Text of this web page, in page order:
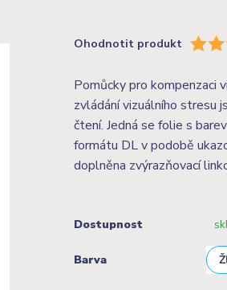
Ohodnotit produkt
Pomůcky pro kompenzaci
zvládání vizuálního stresu
čtení. Jedná se folie s
formátu DL v podobě
doplněna zvýrazňovací
Dostupnost
Barva